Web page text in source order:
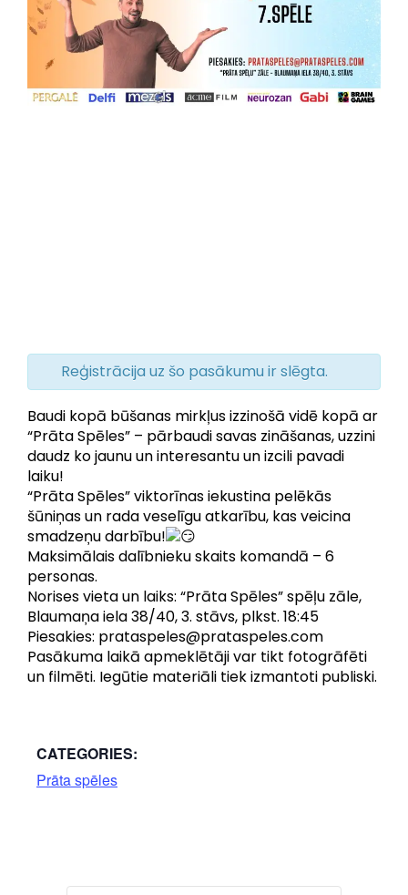
Reģistrācija uz šo pasākumu ir slēgta.
Baudi kopā būšanas mirkļus izzinošā vidē kopā ar
“Prāta Spēles” – pārbaudi savas zināšanas, uzzini
daudz ko jaunu un interesantu un izcili pavadi
laiku!
“Prāta Spēles” viktorīnas iekustina pelēkās
šūniņas un rada veselīgu atkarību, kas veicina
smadzeņu darbību!
Maksimālais dalībnieku skaits komandā – 6
personas.
Norises vieta un laiks: “Prāta Spēles” spēļu zāle,
Blaumaņa iela 38/40, 3. stāvs, plkst. 18:45
Piesakies: prataspeles@prataspeles.com
Pasākuma laikā apmeklētāji var tikt fotogrāfēti
un filmēti. Iegūtie materiāli tiek izmantoti publiski.
CATEGORIES:
Prāta spēles